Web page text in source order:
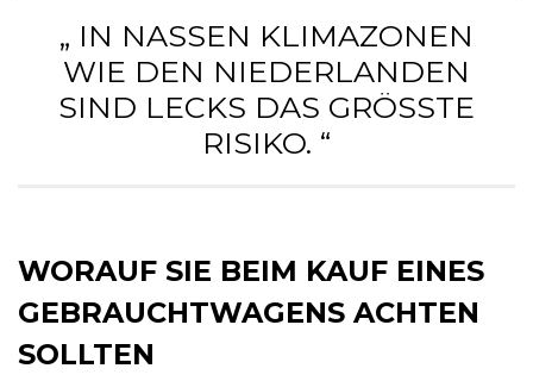
„ IN NASSEN KLIMAZONEN
WIE DEN NIEDERLANDEN
SIND LECKS DAS GRÖSSTE R
ISIKO. “
WORAUF SIE BEIM KAUF EINES
GEBRAUCHTWAGENS ACHTEN
SOLLTEN